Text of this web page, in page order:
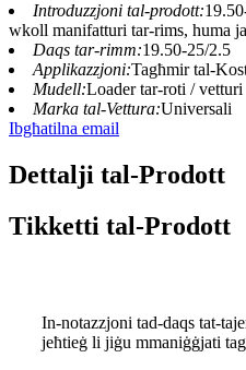
Introduzzjoni tal-prodott:
wkoll manifatturi tar-rims, huma
Daqs tar-rimm:19.50-25/2.5
Applikazzjoni:Tagħmir tal-
Mudell:Loader tar-roti / vetturi
Marka tal-Vettura:Universali
Ibgħatilna email
Dettalji tal-Prodott
Tikketti tal-Prodott
In-notazzjoni tad-daqs tat-
jeħtieġ li jiġu mmaniġġjati